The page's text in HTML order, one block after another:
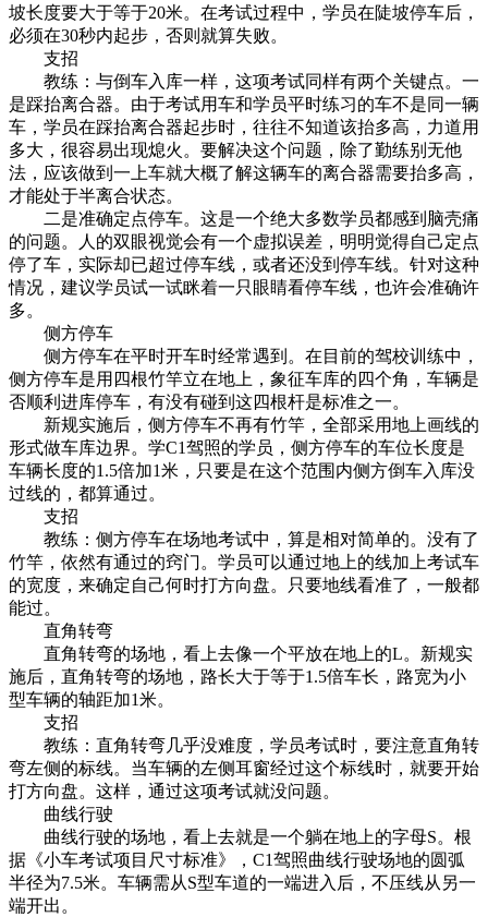
坡长度要大于等于20米。在考试过程中，学员在陡坡停车后，
必须在30秒内起步，否则就算失败。
支招
教练：与倒车入库一样，这项考试同样有两个关键点。一
是踩抬离合器。由于考试用车和学员平时练习的车不是同一辆
车，学员在踩抬离合器起步时，往往不知道该抬多高，力道用
多大，很容易出现熄火。要解决这个问题，除了勤练别无他
法，应该做到一上车就大概了解这辆车的离合器需要抬多高，
才能处于半离合状态。
二是准确定点停车。这是一个绝大多数学员都感到脑壳痛
的问题。人的双眼视觉会有一个虚拟误差，明明觉得自己定点
停了车，实际却已超过停车线，或者还没到停车线。针对这种
情况，建议学员试一试眯着一只眼睛看停车线，也许会准确许
多。
侧方停车
侧方停车在平时开车时经常遇到。在目前的驾校训练中，
侧方停车是用四根竹竿立在地上，象征车库的四个角，车辆是
否顺利进库停车，有没有碰到这四根杆是标准之一。
新规实施后，侧方停车不再有竹竿，全部采用地上画线的
形式做车库边界。学C1驾照的学员，侧方停车的车位长度是
车辆长度的1.5倍加1米，只要是在这个范围内侧方倒车入库没
过线的，都算通过。
支招
教练：侧方停车在场地考试中，算是相对简单的。没有了
竹竿，依然有通过的窍门。学员可以通过地上的线加上考试车
的宽度，来确定自己何时打方向盘。只要地线看准了，一般都
能过。
直角转弯
直角转弯的场地，看上去像一个平放在地上的L。新规实
施后，直角转弯的场地，路长大于等于1.5倍车长，路宽为小
型车辆的轴距加1米。
支招
教练：直角转弯几乎没难度，学员考试时，要注意直角转
弯左侧的标线。当车辆的左侧耳窗经过这个标线时，就要开始
打方向盘。这样，通过这项考试就没问题。
曲线行驶
曲线行驶的场地，看上去就是一个躺在地上的字母S。根
据《小车考试项目尺寸标准》，C1驾照曲线行驶场地的圆弧
半径为7.5米。车辆需从S型车道的一端进入后，不压线从另一
端开出。